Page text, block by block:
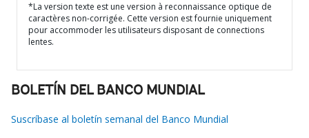
*La version texte est une version à reconnaissance optique de
caractères non-corrigée. Cette version est fournie uniquement
pour accommoder les utilisateurs disposant de connections
lentes.
BOLETÍN DEL BANCO MUNDIAL
Suscríbase al boletín semanal del Banco Mundial